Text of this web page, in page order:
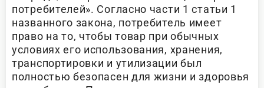
потребителей». Согласно части 1 статьи 1
названного закона, потребитель имеет
право на то, чтобы товар при обычных
условиях его использования, хранения,
транспортировки и утилизации был
полностью безопасен для жизни и здоровья